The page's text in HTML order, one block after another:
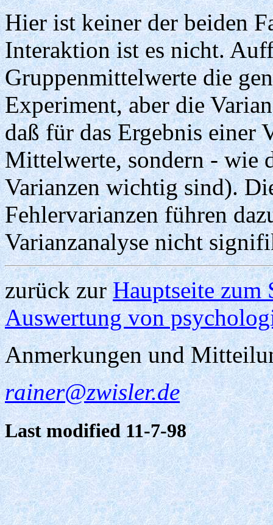
Hier ist keiner der beiden
Interaktion ist es nicht.
Gruppenmittelwerte die
Experiment, aber die
daß für das Ergebnis einer
Mittelwerte, sondern - wie
Varianzen wichtig sind).
Fehlervarianzen führen
Varianzanalyse nicht
zurück zurHauptseite zum
Auswertung von
Anmerkungen und
rainer@zwisler.de
Last modified 11-7-98